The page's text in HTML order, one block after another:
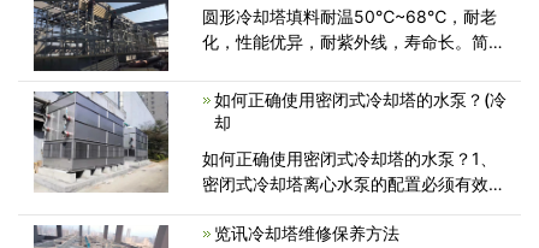
的...<
圆形冷却塔填料耐温50℃~68℃，耐老
化，性能优异，耐紫外线，寿命长。简单
热，延长冷却水停留时间，增加换热面
积，增加换热。均匀地分配水资源。不是
如何正确使用密闭式冷却塔的水泵？(冷
却
如何正确使用密闭式冷却塔的水泵？1、
密闭式冷却塔离心水泵的配置必须有效，
情况下，可以配置小一点，对于后端工程
览讯冷却塔维修保养方法